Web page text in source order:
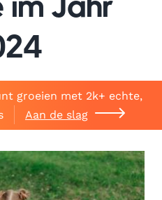
im Jahr
groeien met 2k+ echte,
Aan de slag